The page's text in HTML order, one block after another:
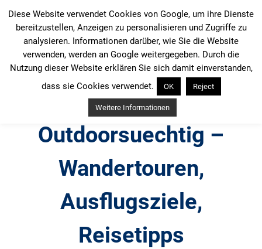
Inhalt
springen
Outdoorsuechtig –
Wandertouren,
Ausflugsziele,
Reisetipps
Diese Website verwendet Cookies von Google, um ihre Dienste
bereitzustellen, Anzeigen zu personalisieren und Zugriffe zu
analysieren. Informationen darüber, wie Sie die Website
verwenden, werden an Google weitergegeben. Durch die
Nutzung dieser Website erklären Sie sich damit einverstanden,
dass sie Cookies verwendet.
OK Reject
Weitere Informationen